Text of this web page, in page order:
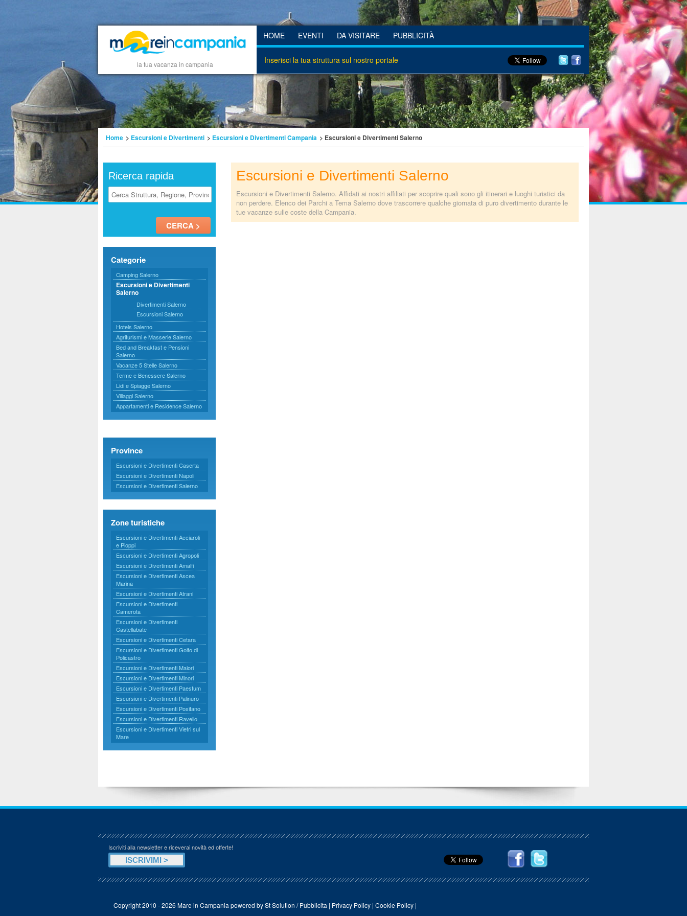
la tua vacanza in campania
HOME EVENTI DA VISITARE PUBBLICITÀ
Inserisci la tua struttura sul nostro portale
Home > Escursioni e Divertimenti > Escursioni e Divertimenti Campania > Escursioni e Divertimenti Salerno
Ricerca rapida
Categorie
Camping Salerno
Escursioni e Divertimenti
Salerno
Divertimenti Salerno
Escursioni Salerno
Hotels Salerno
Agriturismi e Masserie Salerno
Bed and Breakfast e Pensioni
Salerno
Vacanze 5 Stelle Salerno
Terme e Benessere Salerno
Lidi e Spiagge Salerno
Villaggi Salerno
Appartamenti e Residence Salerno
Province
Escursioni e Divertimenti Caserta
Escursioni e Divertimenti Napoli
Escursioni e Divertimenti Salerno
Zone turistiche
Escursioni e Divertimenti Acciaroli
e Pioppi
Escursioni e Divertimenti Agropoli
Escursioni e Divertimenti Amalfi
Escursioni e Divertimenti Ascea
Marina
Escursioni e Divertimenti Atrani
Escursioni e Divertimenti
Camerota
Escursioni e Divertimenti
Castellabate
Escursioni e Divertimenti Cetara
Escursioni e Divertimenti Golfo di
Policastro
Escursioni e Divertimenti Maiori
Escursioni e Divertimenti Minori
Escursioni e Divertimenti Paestum
Escursioni e Divertimenti Palinuro
Escursioni e Divertimenti Positano
Escursioni e Divertimenti Ravello
Escursioni e Divertimenti Vietri sul
Mare
Escursioni e Divertimenti Salerno
Escursioni e Divertimenti Salerno. Affidati ai nostri affiliati per scoprire quali sono gli itinerari e luoghi turistici da
non perdere. Elenco dei Parchi a Tema Salerno dove trascorrere qualche giornata di puro divertimento durante le
tue vacanze sulle coste della Campania.
Iscriviti alla newsletter e riceverai novità ed offerte!
Copyright 2010 - 2026 Mare in Campania powered bySt Solution /Pubblicita | Privacy Policy | Cookie Policy |